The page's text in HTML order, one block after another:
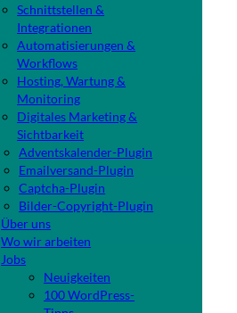
Schnittstellen &
Integrationen
Automatisierungen &
Workflows
Hosting, Wartung &
Monitoring
Digitales Marketing &
Sichtbarkeit
Adventskalender-Plugin
Emailversand-Plugin
Captcha-Plugin
Bilder-Copyright-Plugin
Über uns
Wo wir arbeiten
Jobs
Neuigkeiten
100 WordPress-